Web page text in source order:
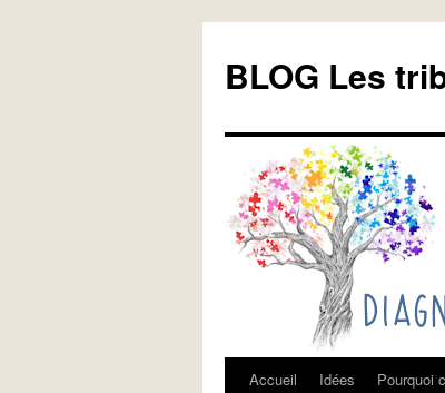
contenu
BLOG Les
Accueil Idées Pourquoi